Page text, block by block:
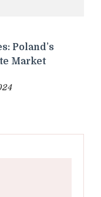
Poland’s
Market